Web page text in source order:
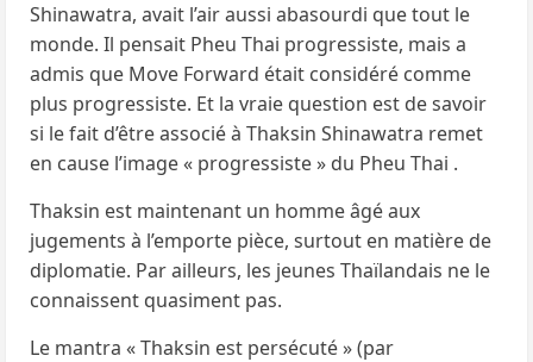
Shinawatra, avait l’air aussi abasourdi que tout le
monde. Il pensait Pheu Thai progressiste, mais a
admis que Move Forward était considéré comme
plus progressiste. Et la vraie question est de savoir
si le fait d’être associé à Thaksin Shinawatra remet
en cause l’image « progressiste » du Pheu Thai .
Thaksin est maintenant un homme âgé aux
jugements à l’emporte pièce, surtout en matière de
diplomatie. Par ailleurs, les jeunes Thaïlandais ne le
connaissent quasiment pas.
Le mantra « Thaksin est persécuté » (par